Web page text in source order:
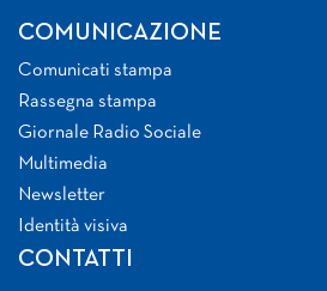
COMUNICAZIONE
Comunicati stampa
Rassegna stampa
Giornale Radio Sociale
Multimedia
Newsletter
Identità visiva
CONTATTI